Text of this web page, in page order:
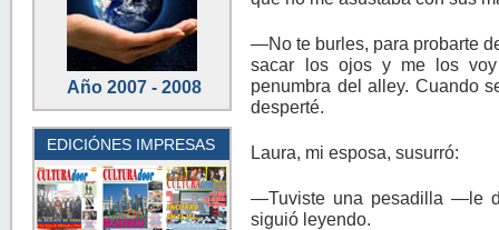
Año 2007 - 2008
EDICIÓNES IMPRESAS
—No te burles, para probarte
sacar los ojos y me los
penumbra del alley. Cuando
desperté.
Laura, mi esposa, susurró:
—Tuviste una pesadilla —le
siguió leyendo.